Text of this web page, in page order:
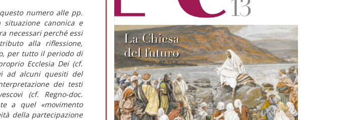
numero alle pp.
situazione canonica e
necessari perché essi
alla riflessione,
per tutto il periodo di
Ecclesia Dei (cf.
ad alcuni quesiti del
dei testi
(cf. Regno-doc.
a quel «movimento
della partecipazione